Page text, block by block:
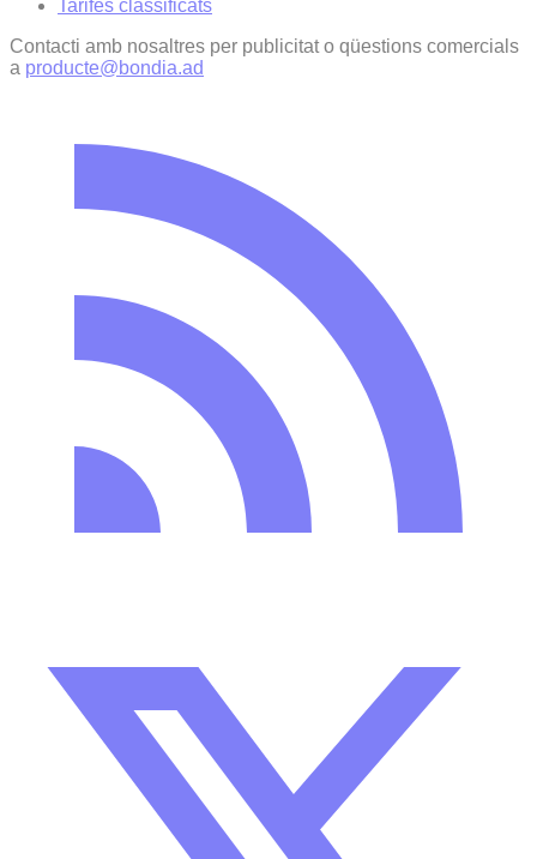
Tarifes classificats
Contacti amb nosaltres per publicitat o qüestions comercials
a producte@bondia.ad